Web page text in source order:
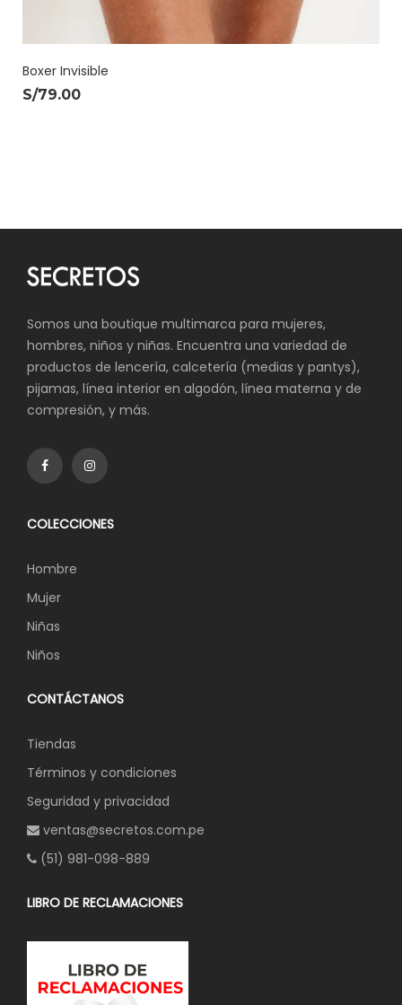
Boxer Invisible
S/79.00
Somos una boutique multimarca para mujeres,
hombres, niños y niñas. Encuentra una variedad de
productos de lencería, calcetería (medias y pantys),
pijamas, línea interior en algodón, línea materna y de
compresión, y más.
COLECCIONES
Hombre
Mujer
Niñas
Niños
CONTÁCTANOS
Tiendas
Términos y condiciones
Seguridad y privacidad
ventas@secretos.com.pe
(51) 981-098-889
LIBRO DE RECLAMACIONES